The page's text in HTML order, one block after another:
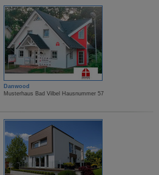
Danwood
Musterhaus Bad Vilbel Hausnummer 57